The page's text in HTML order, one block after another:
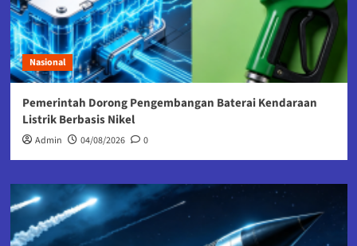
Nasional
Pemerintah Dorong Pengembangan Baterai Kendaraan
Listrik Berbasis Nikel
Admin 04/08/2026 0